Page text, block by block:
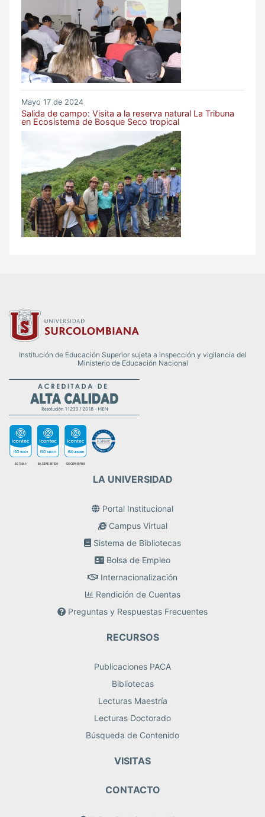
Mayo 17 de 2024
Salida de campo: Visita a la reserva natural La Tribuna
en Ecosistema de Bosque Seco tropical
Institución de Educación Superior sujeta a inspección y vigilancia del
Ministerio de Educación Nacional
LA UNIVERSIDAD
Portal Institucional
Campus Virtual
Sistema de Bibliotecas
Bolsa de Empleo
Internacionalización
Rendición de Cuentas
Preguntas y Respuestas Frecuentes
RECURSOS
Publicaciones PACA
Bibliotecas
Lecturas Maestría
Lecturas Doctorado
Búsqueda de Contenido
VISITAS
CONTACTO